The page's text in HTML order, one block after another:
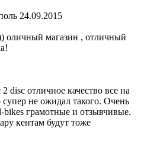
24.09.2015
оличный магазин , отличный
disc отличное качество все на
не ожидал такого. Очень
грамотные и отзывчивые.
кентам будут тоже